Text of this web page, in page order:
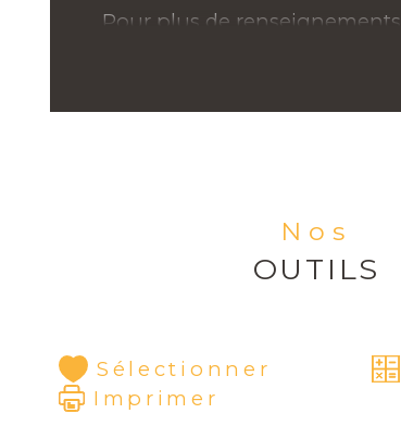
Pour plus de renseignements,
Nos
OUTILS
Sélectionner
Imprimer